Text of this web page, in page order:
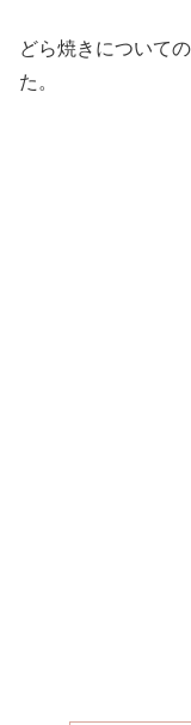
どら焼きについて
た。